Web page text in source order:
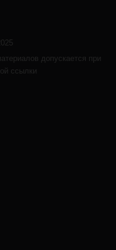
допускается при
ссылки